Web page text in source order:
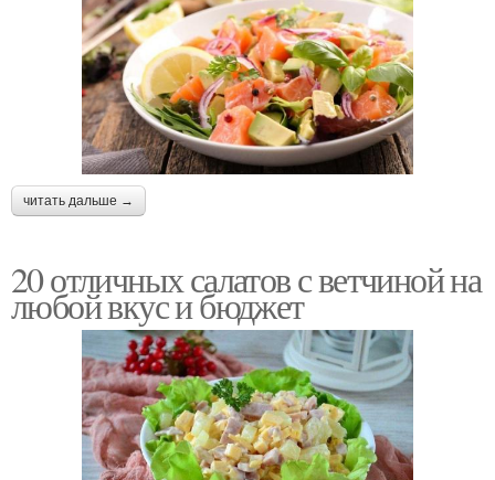
читать дальше →
20 отличных салатов с ветчиной на
любой вкус и бюджет